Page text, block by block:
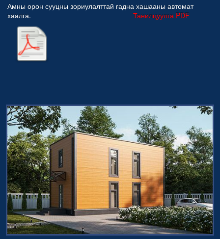
Амны орон сууцны зориулалттай гадна хашааны автомат
хаалга. Танилцуулга PDF